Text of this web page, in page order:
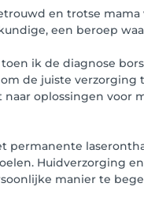
en trotse
een beroep
ik de diagnose
de juiste
oplossingen
permanente
Huidverzorging
manier te